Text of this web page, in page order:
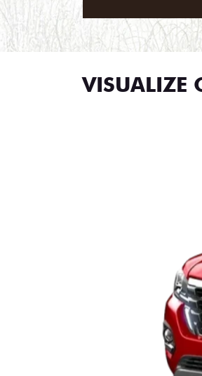
VISUALIZE